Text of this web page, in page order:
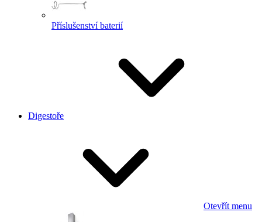
Příslušenství baterií
Digestoře
Otevřít menu